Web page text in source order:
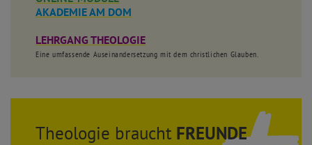
AKADEMIE AM DOM
LEHRGANG THEOLOGIE
Eine umfassende Auseinandersetzung mit dem christlichen Glauben.
Theologie braucht FREUNDE